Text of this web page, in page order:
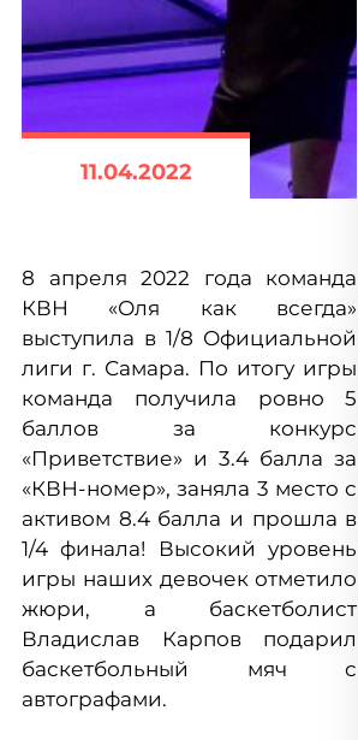
11.04.2022
8 апреля 2022 года команда
КВН «Оля как всегда»
выступила в 1/8 Официальной
лиги г. Самара. По итогу игры
команда получила ровно 5
баллов за конкурс
«Приветствие» и 3.4 балла за
«КВН-номер», заняла 3 место с
активом 8.4 балла и прошла в
1/4 финала! Высокий уровень
игры наших девочек отметило
жюри, а баскетболист
Владислав Карпов подарил
баскетбольный мяч с
автографами.